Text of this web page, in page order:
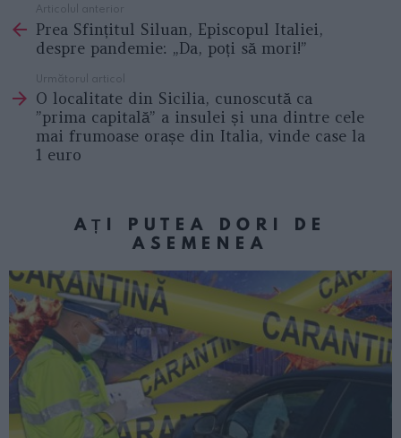
more
Articolul anterior
Prea Sfințitul Siluan, Episcopul Italiei,
despre pandemie: „Da, poți să mori!”
Următorul articol
O localitate din Sicilia, cunoscută ca
”prima capitală” a insulei și una dintre cele
mai frumoase orașe din Italia, vinde case la
1 euro
AȚI PUTEA DORI DE
ASEMENEA